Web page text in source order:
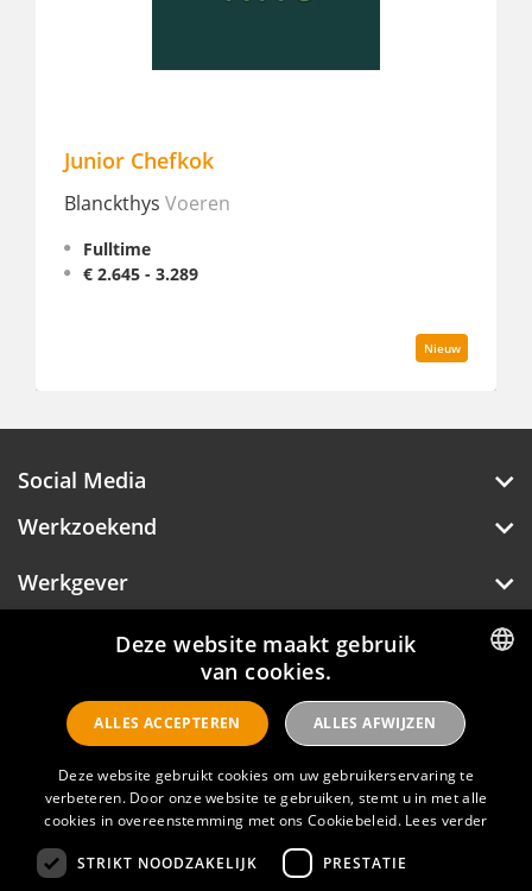
Chef de Partie
Landgoed Altenbroek
Social Media
Werkzoekend
Werkgever
Over Hotelprofessionals
Hotelprofessionals
FAQ
Privacyverklaring
DUTCH
ENGLISH
Deze website maakt gebruik
van cookies.
Deze website gebruikt cookies om uw gebruikerservaring te
verbeteren. Door onze website te gebruiken, stemt u in met alle
cookies in overeenstemming met ons Cookiebeleid. Lees verder
STRIKT NOODZAKELIJK PRESTATIE
ALLES ACCEPTEREN ALLES AFWIJZEN